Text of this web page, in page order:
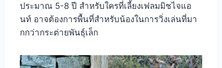
ประมาณ 5-8 ปี สำหรับใครที่เลี้ยงเฟลมมิชไจแอ
นท์ อาจต้องการพื้นที่สำหรับน้องในการวิ่งเล่นที่มา
กกว่ากระต่ายพันธุ์เล็ก